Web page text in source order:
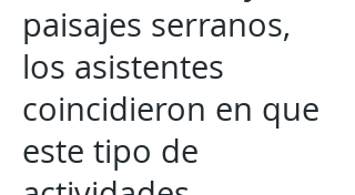
paisajes serranos,
los asistentes
coincidieron en que
este tipo de